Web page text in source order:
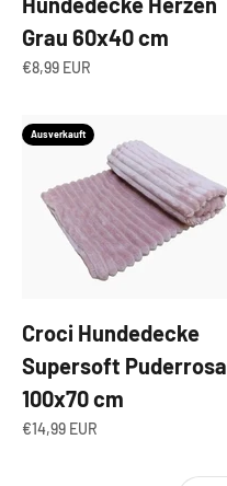
Grau 60x40 cm
Angebot
€8,99 EUR
Ausverkauft
Croci Hundedecke
Supersoft Puderrosa
100x70 cm
Angebot
€14,99 EUR